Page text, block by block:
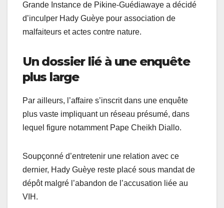
Grande Instance de Pikine-Guédiawaye a décidé
d’inculper Hady Guèye pour association de
malfaiteurs et actes contre nature.
Un dossier lié à une enquête
plus large
Par ailleurs, l’affaire s’inscrit dans une enquête
plus vaste impliquant un réseau présumé, dans
lequel figure notamment Pape Cheikh Diallo.
Soupçonné d’entretenir une relation avec ce
dernier, Hady Guèye reste placé sous mandat de
dépôt malgré l’abandon de l’accusation liée au
VIH.